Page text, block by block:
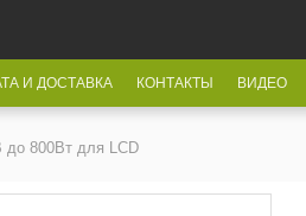
И ДОСТАВКА КОНТАКТЫ ВИДЕО
до 800Вт для LCD